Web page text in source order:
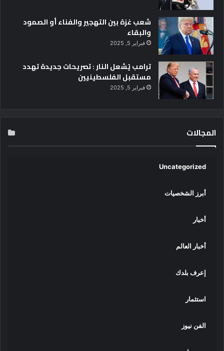
شعب غزة بين التهجير والفناء أو الصمود
والبقاء
فبراير 5, 2025
ترامب يُشعل النار : تصريحات جديدة تهدد
مستقبل الفلسطينيين
فبراير 5, 2025
المجالات
Uncategorized
أبرز الشخصيات
أخبار
أخبار العالم
إعرف بلدك
استثمار
الفن نيوز